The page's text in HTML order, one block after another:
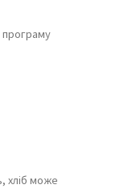
хліб може